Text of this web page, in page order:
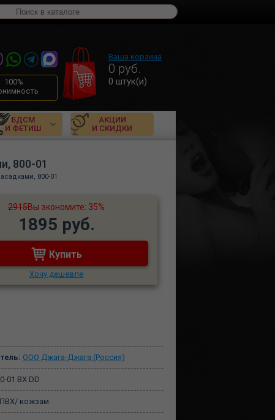
100%
Ваша корзина
0 руб.
0 штук(и)
БДСМ
И ФЕТИШ
АКЦИИ
И СКИДКИ
800-01
800-01
2915Вы экономите: 35%
1895 руб.
Купить
Хочу дешевле
ООО Джага-Джага (Россия)
01 BX DD
ПВХ/ кожзам